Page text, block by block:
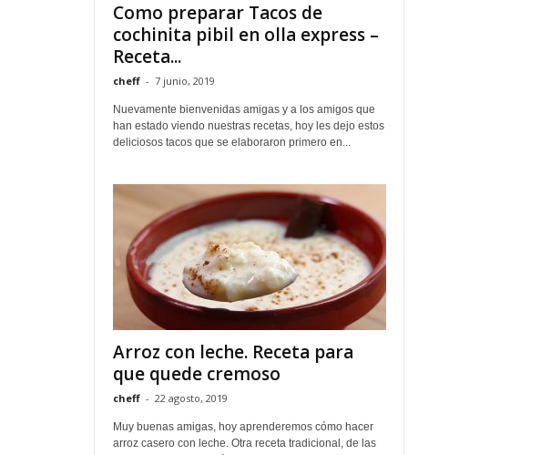
Como preparar Tacos de
cochinita pibil en olla express –
Receta...
cheff - 7 junio, 2019
Nuevamente bienvenidas amigas y a los amigos que
han estado viendo nuestras recetas, hoy les dejo estos
deliciosos tacos que se elaboraron primero en...
Arroz con leche. Receta para
que quede cremoso
cheff - 22 agosto, 2019
Muy buenas amigas, hoy aprenderemos cómo hacer
arroz casero con leche. Otra receta tradicional, de las